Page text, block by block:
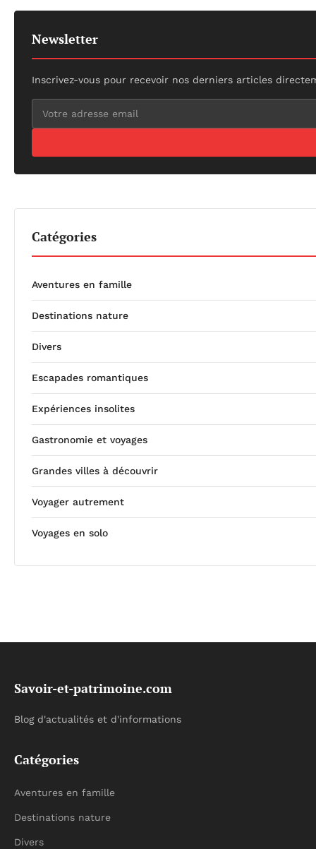
Newsletter
Inscrivez-vous pour recevoir nos derniers articles
Catégories
Aventures en famille
Destinations nature
Divers
Escapades romantiques
Expériences insolites
Gastronomie et voyages
Grandes villes à découvrir
Voyager autrement
Voyages en solo
Savoir-et-patrimoine.com
Blog d'actualités et d'informations
Catégories
Aventures en famille
Destinations nature
Divers